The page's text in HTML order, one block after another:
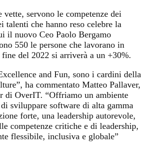
vette, servono le competenze dei
che hanno reso celebre la
il nuovo Ceo Paolo Bergamo
550 le persone che lavorano in
del 2022 si arriverà a un +30%.
and Fun, sono i cardini della
ha commentato Matteo Pallaver,
di OverIT. “Offriamo un ambiente
sviluppare software di alta gamma
forte, una leadership autorevole,
competenze critiche e di leadership,
flessibile, inclusiva e globale”